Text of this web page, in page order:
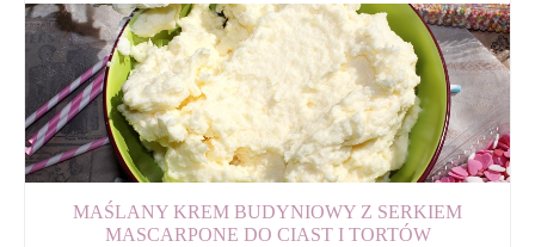
MAŚLANY KREM BUDYNIOWY Z SERKIEM
MASCARPONE DO CIAST I TORTÓW